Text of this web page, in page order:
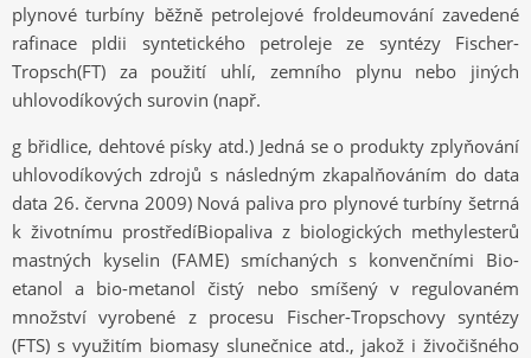
plynové turbíny běžně petrolejové froldeumování zavedené
rafinace pIdii syntetického petroleje ze syntézy Fischer-
Tropsch(FT) za použití uhlí, zemního plynu nebo jiných
uhlovodíkových surovin (např.
g břidlice, dehtové písky atd.) Jedná se o produkty zplyňování
uhlovodíkových zdrojů s následným zkapalňováním do data
data 26. června 2009) Nová paliva pro plynové turbíny šetrná
k životnímu prostředíBiopaliva z biologických methylesterů
mastných kyselin (FAME) smíchaných s konvenčními Bio-
etanol a bio-metanol čistý nebo smíšený v regulovaném
množství vyrobené z procesu Fischer-Tropschovy syntézy
(FTS) s využitím biomasy slunečnice atd., jakož i živočišného